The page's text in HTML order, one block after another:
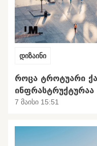
დიზაინი
ᲠᲝᲪᲐ ᲢᲠᲝᲢᲣᲐᲠᲘ
ᲘᲜᲤᲠᲐᲡᲢᲠᲣᲥᲢᲣᲠᲐᲐ
7 მაისი 15:51